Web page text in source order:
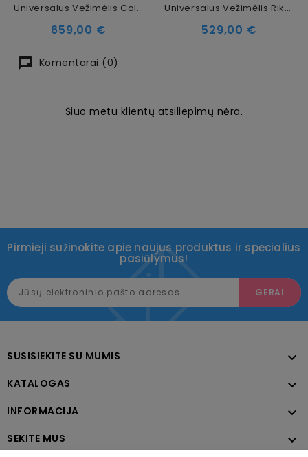
Universalus Vežimėlis Coletto Axiss 3in1, Auksinės Spalvos Važiuoklė AX-07
Kaina
659,00 €
Universalus Vežimėlis Riko Senso 2in1 Lagoon
Kaina
529,00 €
Komentarai (0)
Šiuo metu klientų atsiliepimų nėra.
Pirmieji sužinokite apie naujus produktus ir specialius
pasiūlymus!
SUSISIEKITE SU MUMIS 
KATALOGAS 
INFORMACIJA 
SEKITE MUS 